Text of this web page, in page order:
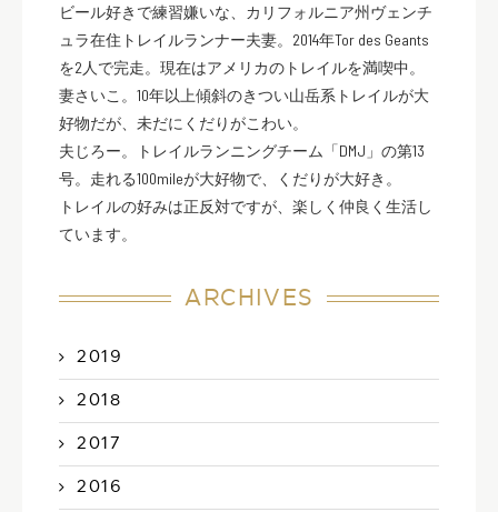
ビール好きで練習嫌いな、カリフォルニア州ヴェンチ
ュラ在住トレイルランナー夫妻。2014年Tor des Geants
を2人で完走。現在はアメリカのトレイルを満喫中。
妻さいこ。10年以上傾斜のきつい山岳系トレイルが大
好物だが、未だにくだりがこわい。
夫じろー。トレイルランニングチーム「DMJ」の第13
号。走れる100mileが大好物で、くだりが大好き。
トレイルの好みは正反対ですが、楽しく仲良く生活し
ています。
ARCHIVES
2019
2018
2017
2016